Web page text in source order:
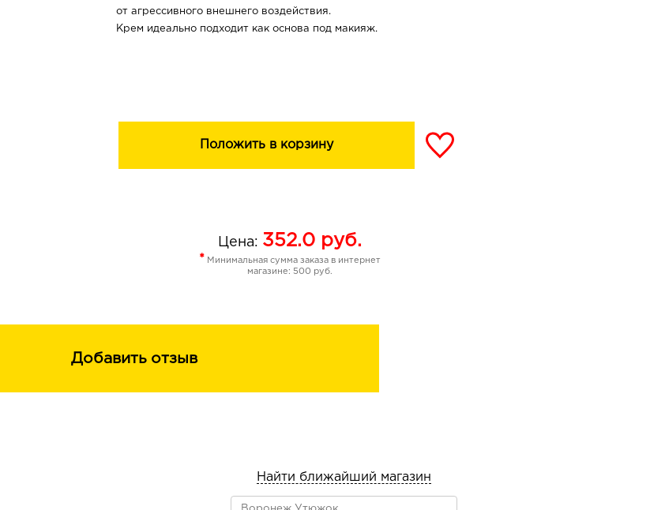
от агрессивного внешнего воздействия.
Крем идеально подходит как основа под макияж.
Положить в корзину
Цена: 352.0 руб.
* Минимальная сумма заказа в интернет
магазине: 500 руб.
Добавить отзыв
Найти ближайший магазин